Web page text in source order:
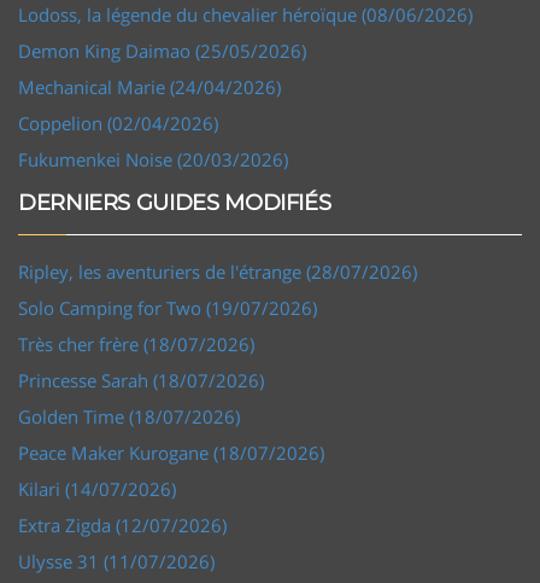
Lodoss, la légende du chevalier héroïque (08/06/2026)
Demon King Daimao (25/05/2026)
Mechanical Marie (24/04/2026)
Coppelion (02/04/2026)
Fukumenkei Noise (20/03/2026)
DERNIERS GUIDES MODIFIÉS
Ripley, les aventuriers de l'étrange (28/07/2026)
Solo Camping for Two (19/07/2026)
Très cher frère (18/07/2026)
Princesse Sarah (18/07/2026)
Golden Time (18/07/2026)
Peace Maker Kurogane (18/07/2026)
Kilari (14/07/2026)
Extra Zigda (12/07/2026)
Ulysse 31 (11/07/2026)